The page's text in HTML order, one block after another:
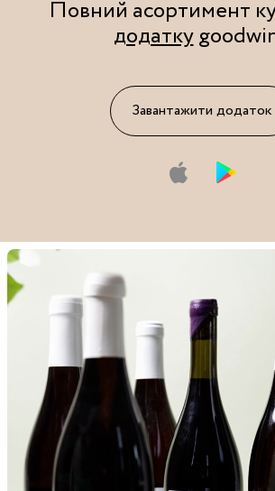
Повний асортимент
додатку
Завантажити додаток